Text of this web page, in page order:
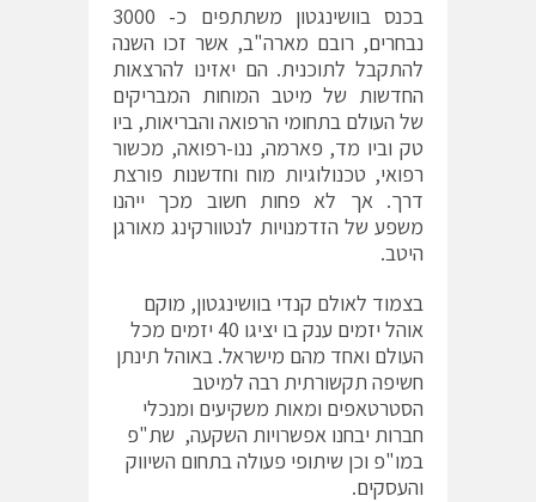
בכנס בוושינגטון משתתפים כ- 3000
נבחרים, רובם מארה"ב, אשר זכו השנה
להתקבל לתוכנית. הם יאזינו להרצאות
החדשות של מיטב המוחות המבריקים
של העולם בתחומי הרפואה והבריאות, ביו
טק וביו מד, פארמה, ננו-רפואה, מכשור
רפואי, טכנולוגיות מוח וחדשנות פורצת
דרך. אך לא פחות חשוב מכך ייהנו
משפע של הזדמנויות לנטוורקינג מאורגן
היטב.
בצמוד לאולם קנדי בוושינגטון, מוקם
אוהל יזמים ענק בו יציגו 40 יזמים מכל
העולם ואחד מהם מישראל. באוהל תינתן
חשיפה תקשורתית רבה למיטב
הסטרטאפים ומאות משקיעים ומנכלי
חברות יבחנו אפשרויות השקעה, שת"פ
במו"פ וכן שיתופי פעולה בתחום השיווק
והעסקים.